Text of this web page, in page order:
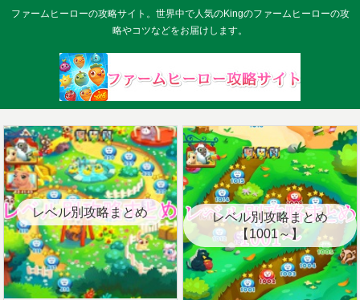
ファームヒーローの攻略サイト。世界中で人気のKingのファームヒーローの攻
略やコツなどをお届けします。
レベル別攻略まとめ
レベル別攻略まとめ
【1001～】